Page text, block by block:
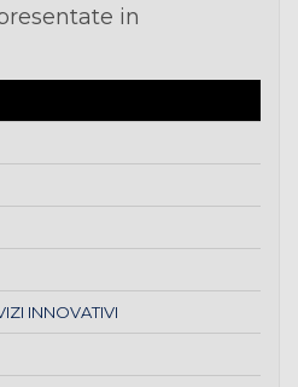
in
INNOVATIVI